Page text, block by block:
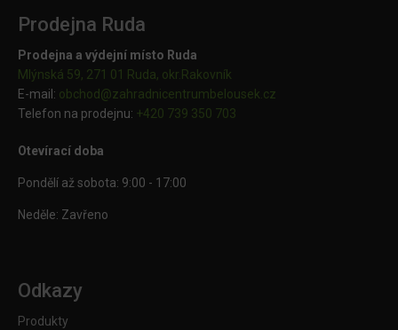
Prodejna Ruda
Prodejna a výdejní místo Ruda
Mlýnská 59, 271 01 Ruda, okr.Rakovník
E-mail: obchod@zahradnicentrumbelousek.cz
Telefon na prodejnu: +420 739 350 703
Otevírací doba
Pondělí až sobota: 9:00 - 17:00
Neděle: Zavřeno
Odkazy
Produkty